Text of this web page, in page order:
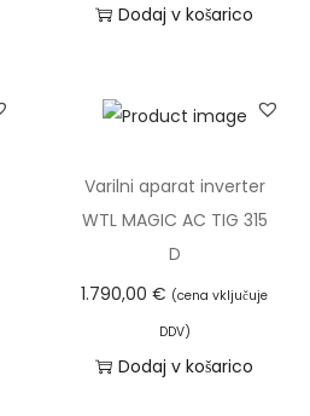
Dodaj v košarico
Varilni aparat inverter
WTL MAGIC AC TIG 315
D
1.790,00€ (cena vključuje
DDV)
Dodaj v košarico